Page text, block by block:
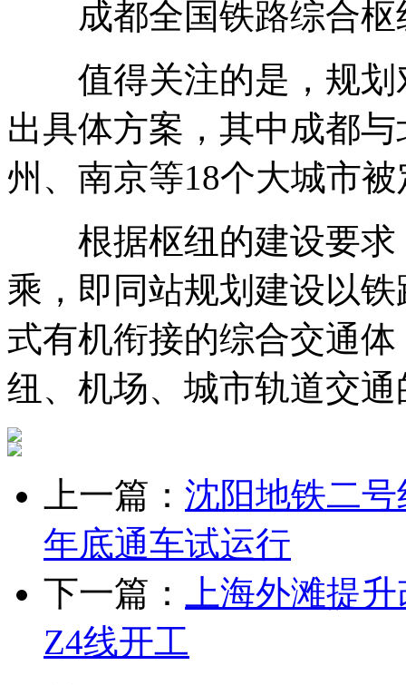
成都全国铁路综合枢
值得关注的是，规划
出具体方案，其中成都
州、南京等18个大城市
根据枢纽的建设要求
乘，即同站规划建设以
式有机衔接的综合交通
纽、机场、城市轨道交
上一篇： 沈阳地铁二
年底通车试运行
下一篇：
上海外滩提
Z4线开工